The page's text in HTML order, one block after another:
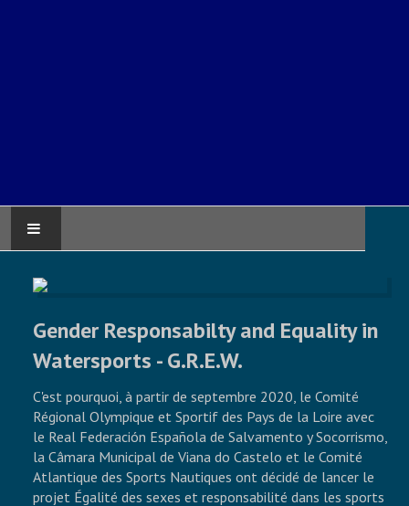
COMITÉ ATLANTIQUE DES SPORTS
NAUTIQUES
NOS PROJETS
CONTACT
Gender Responsabilty and Equality in
Watersports - G.R.E.W.
C'est pourquoi, à partir de septembre 2020, le Comité
Régional Olympique et Sportif des Pays de la Loire avec
le Real Federación Española de Salvamento y Socorrismo,
la Câmara Municipal de Viana do Castelo et le Comité
Atlantique des Sports Nautiques ont décidé de lancer le
projet Égalité des sexes et responsabilité dans les sports